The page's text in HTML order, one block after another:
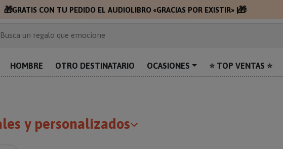
🎁GRATIS CON TU PEDIDO EL AUDIOLIBRO «GRACIAS POR EXISTIR» 🎁
Busca un regalo que emocione
Regalos personalizados para sorprender
HOMBRE OTRO DESTINATARIO OCASIONES ⭐ TOP VENTAS ⭐
y personalizados